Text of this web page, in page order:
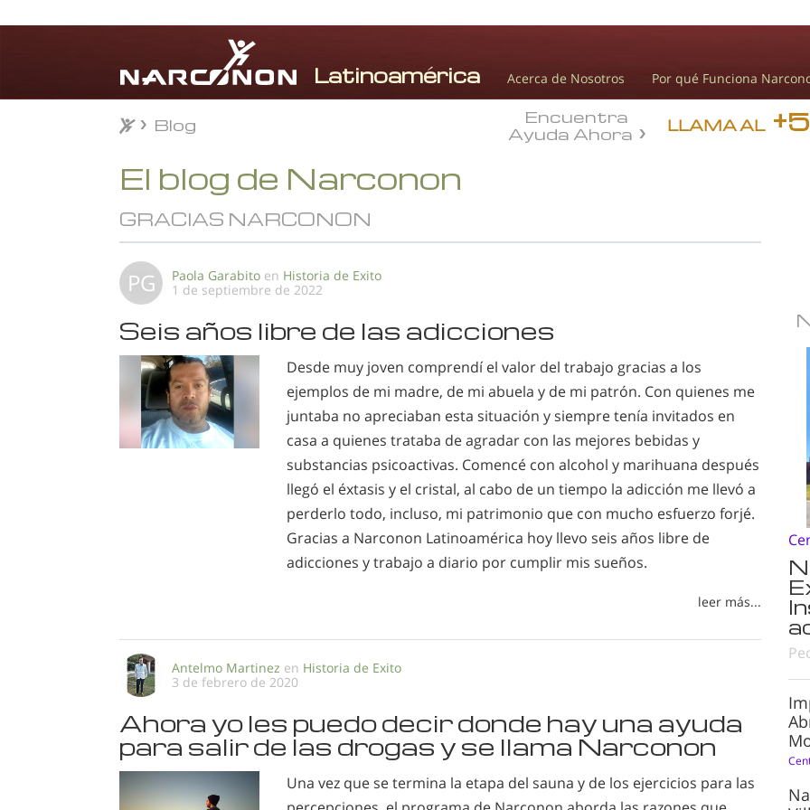
Acerca de Nosotros Por qué Funciona
LLAMA AL
Encuentra
Ayuda Ahora
Blog
El blog de Narconon
GRACIAS NARCONON
PG Paola Garabito en Historia de Exito
1 de septiembre de 2022
Seis años libre de las adicciones
Desde muy joven comprendí el valor del trabajo gracias a los
ejemplos de mi madre, de mi abuela y de mi patrón. Con quienes me
juntaba no apreciaban esta situación y siempre tenía invitados en
casa a quienes trataba de agradar con las mejores bebidas y
substancias psicoactivas. Comencé con alcohol y marihuana después
llegó el éxtasis y el cristal, al cabo de un tiempo la adicción me llevó a
perderlo todo, incluso, mi patrimonio que con mucho esfuerzo forjé.
Gracias a Narconon Latinoamérica hoy llevo seis años libre de
adicciones y trabajo a diario por cumplir mis sueños.
leer más...
Antelmo Martinez en Historia de Exito
3 de febrero de 2020
Ahora yo les puedo decir donde hay una ayuda
para salir de las drogas y se llama Narconon
Una vez que se termina la etapa del sauna y de los ejercicios para las
Blog